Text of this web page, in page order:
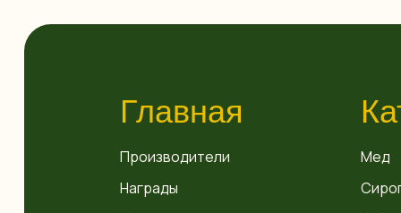
Главная
Производители
Награды
Мед